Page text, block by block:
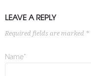
LEAVE A REPLY
Required fields are marked *
Name*